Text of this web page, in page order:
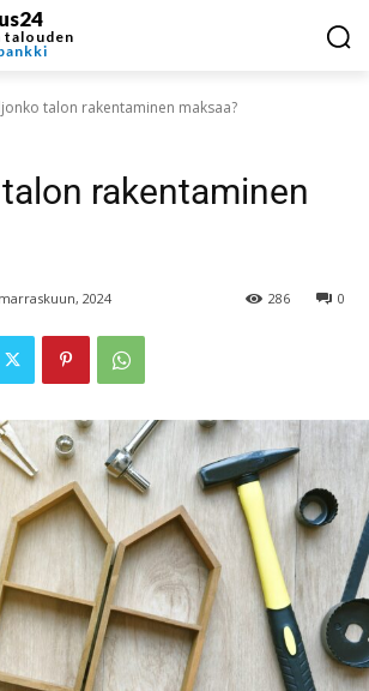
talouden
talon rakentaminen maksaa?
rakentaminen
2024 0
286